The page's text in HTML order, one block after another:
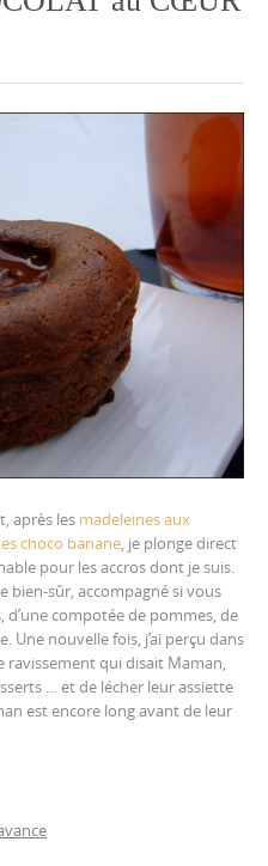
après les madeleines aux
choco banane, je plonge direct
pour les accros dont je suis.
bien-sûr, accompagné si vous
compotée de pommes, de
Une nouvelle fois, j’ai perçu dans
ravissement qui disait Maman,
… et de lécher leur assiette
est encore long avant de leur